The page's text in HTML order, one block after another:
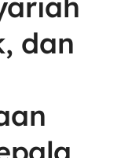
dan